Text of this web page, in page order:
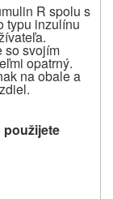
R spolu s
typu inzulínu
so svojím
opatrný.
na obale a
použijete